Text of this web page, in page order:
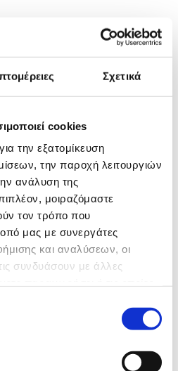
Σχετικά
cookies
την εξατομίκευση
την παροχή λειτουργιών
ανάλυση της
μοιραζόμαστε
τον τρόπο που
μας με συνεργάτες
και αναλύσεων, οι
συνδυάσουν με άλλες
ΣΤΟΛΙΣΜΟΙ
τους ανθρώπους σε
το λόγο αυτό, επιλέγονται